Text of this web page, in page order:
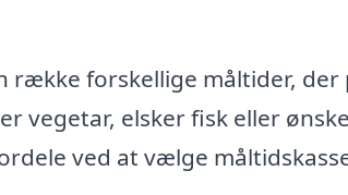
række forskellige måltider, der
vegetar, elsker fisk eller
ved at vælge